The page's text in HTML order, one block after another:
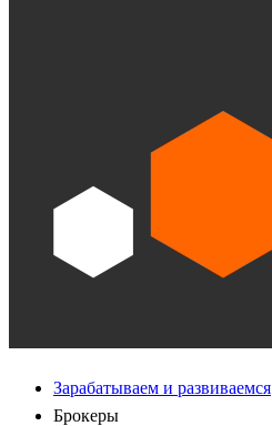
Зарабатываем и развиваемся
Брокеры